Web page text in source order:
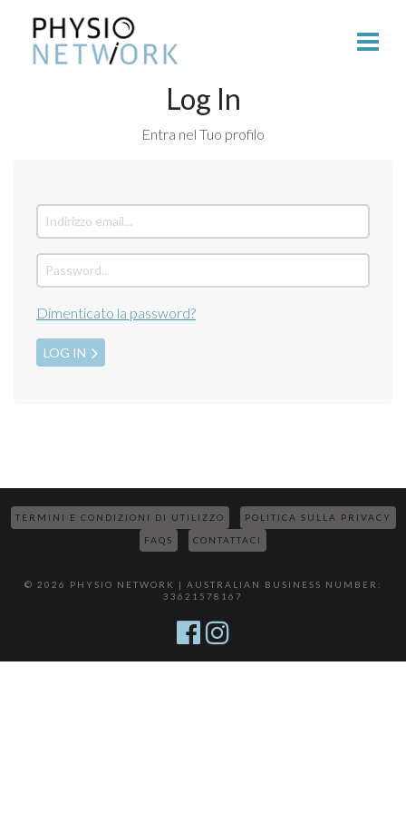
Log In
Entra nel Tuo profilo
Dimenticato la password?
LOG IN
TERMINI E CONDIZIONI DI UTILIZZO POLITICA SULLA PRIVACY
FAQS CONTATTACI
© 2026 PHYSIO NETWORK | AUSTRALIAN BUSINESS NUMBER:
33621578167